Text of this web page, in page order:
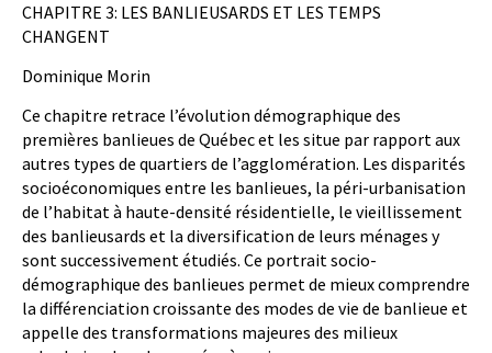
CHAPITRE 3: LES BANLIEUSARDS ET LES TEMPS
CHANGENT
Dominique Morin
Ce chapitre retrace l’évolution démographique des
premières banlieues de Québec et les situe par rapport aux
autres types de quartiers de l’agglomération. Les disparités
socioéconomiques entre les banlieues, la péri-urbanisation
de l’habitat à haute-densité résidentielle, le vieillissement
des banlieusards et la diversification de leurs ménages y
sont successivement étudiés. Ce portrait socio-
démographique des banlieues permet de mieux comprendre
la différenciation croissante des modes de vie de banlieue et
appelle des transformations majeures des milieux